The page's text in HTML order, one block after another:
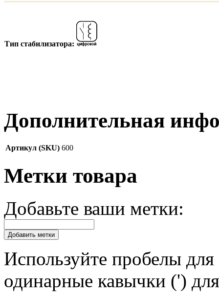
Тип стабилизатора:
Дополнительная
Артикул (SKU) 600
Метки товара
Добавьте ваши метки:
Добавить метки
Используйте пробелы
одинарные кавычки (')